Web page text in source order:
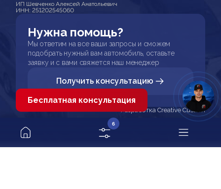
ИП Шевченко Алексей Анатольевич
ИНН: 251202545060
Нужна помощь?
Мы ответим на все ваши запросы и сможем
подобрать нужный вам автомобиль, оставьте
заявку и с вами свяжется наш менеджер
Получить консультацию
Разработка Creative Custom
6
Бесплатная консультация